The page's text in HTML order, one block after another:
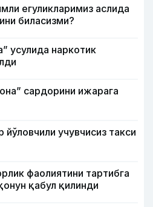
егуликларимиз аслида
биласизми?
усулида наркотик
сардорини ижарага
учувчисиз такси
фаолиятини тартибга
қабул қилинди